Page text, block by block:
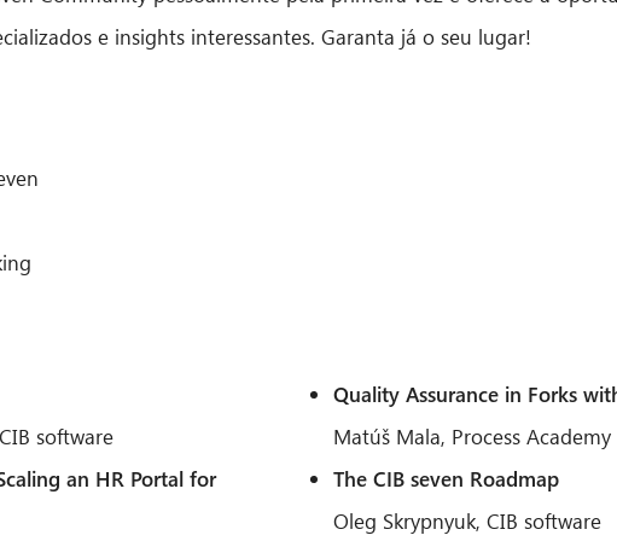
e insights interessantes. Garanta já o seu lugar!
software
an HR Portal for
Quality Assurance in Forks
Matúš Mala, Process Academy
The CIB seven Roadmap
Oleg Skrypnyuk, CIB software